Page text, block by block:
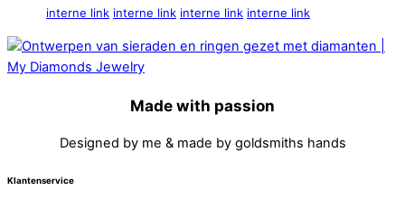
interne link interne link interne link interne link
Made with passion
Designed by me & made by goldsmiths hands
Klantenservice